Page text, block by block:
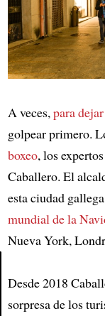
A veces,para
golpear primero.
boxeo, los
Caballero. El
esta ciudad
mundial de la
Nueva York,
Desde 2018
sorpresa de los